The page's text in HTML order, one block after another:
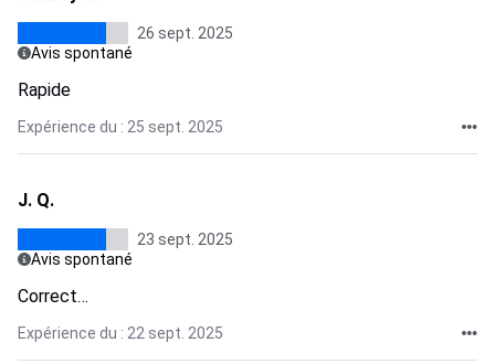
26 sept. 2025
Avis spontané
Rapide
Expérience du : 25 sept. 2025
J. Q.
23 sept. 2025
Avis spontané
Correct…
Expérience du : 22 sept. 2025